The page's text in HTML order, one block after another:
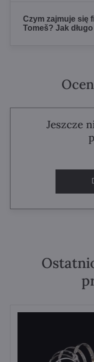
Czym zajmuje się
Tomeš? Jak
Jeszcze